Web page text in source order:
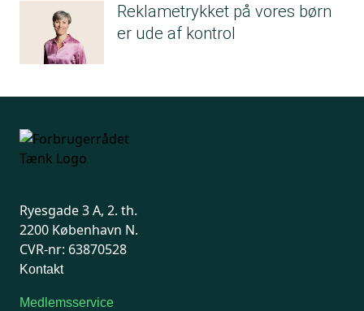
Reklametrykket på vores børn
er ude af kontrol
Ryesgade 3 A, 2. th.
2200 København N.
CVR-nr: 63870528
Kontakt
Medlemsservice